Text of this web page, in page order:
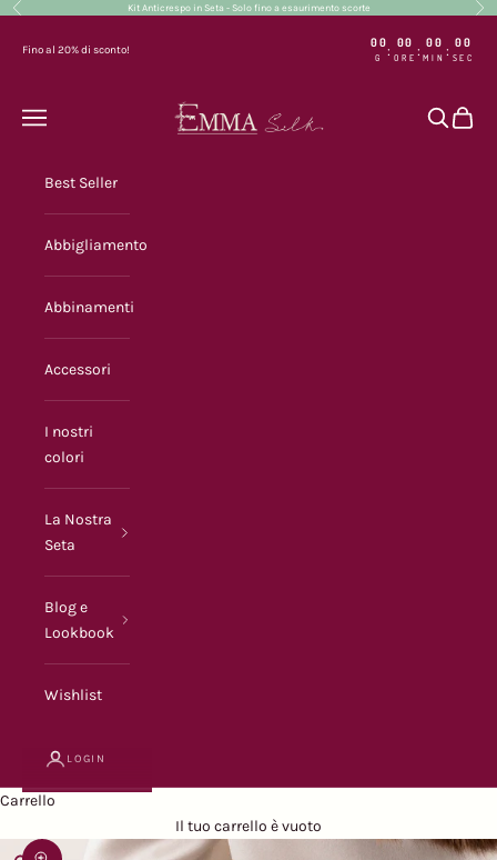
Vai al contenuto
Precedente Kit Anticrespo in Seta - Solo fino a esaurimento scorte
Fino al 20% di sconto!
00
G : 00
ORE : 00
MIN : 00
SEC
Emma Silk
Menù Cerca
Best Seller
Abbigliamento
Abbinamenti
Accessori
I nostri
colori
La Nostra
Seta
Blog e
Lookbook
Wishlist
LOGIN
Carrello
Il tuo carrello è vuoto